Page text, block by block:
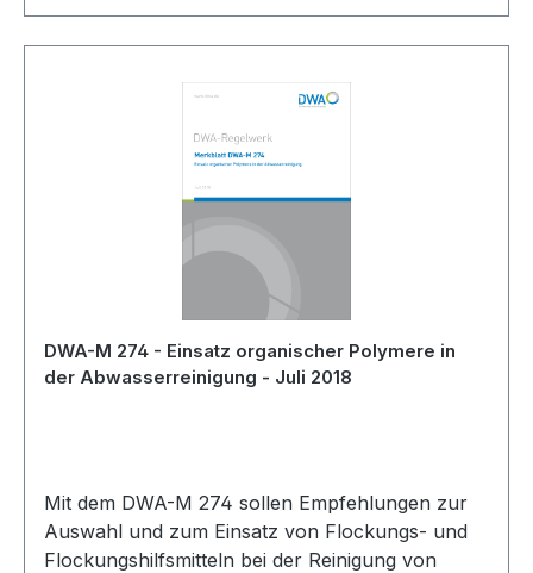
DWA-M 274 - Einsatz organischer Polymere in
der Abwasserreinigung - Juli 2018
Mit dem DWA-M 274 sollen Empfehlungen zur
Auswahl und zum Einsatz von Flockungs- und
Flockungshilfsmitteln bei der Reinigung von